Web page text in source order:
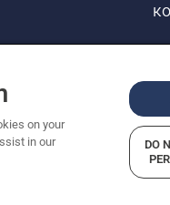
Показаните
Декларация за
on your
in our
DO